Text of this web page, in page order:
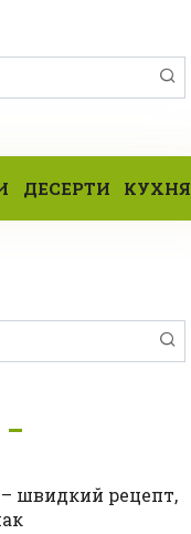
ДЕСЕРТИ КУХНЯ
– швидкий рецепт,